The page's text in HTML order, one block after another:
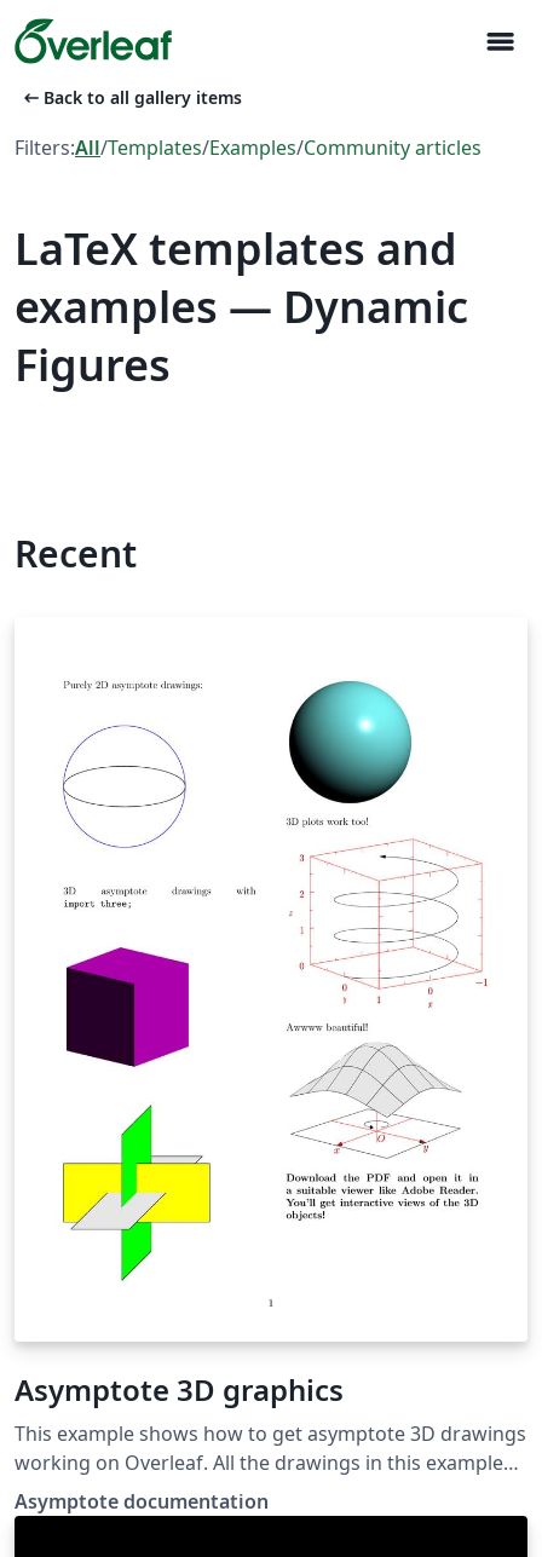
menu
arrow_left_alt Back to all gallery items
Filters:All/Templates/Examples/Community articles
LaTeX templates and
examples — Dynamic
Figures
Recent
Asymptote 3D graphics
This example shows how to get asymptote 3D drawings
working on Overleaf. All the drawings in this example
were taken from the Asymptote documentation. If you
download the PDF and open it in Adobe Reader, you'll
Asymptote documentation